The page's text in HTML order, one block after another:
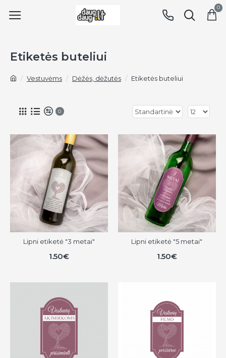
0
Vestuvėms Dėžės, dėžutės Etiketės buteliui
Etiketės buteliui
0
Lipni etiketė "3 metai"
1.50€
Lipni etiketė "5 metai"
1.50€